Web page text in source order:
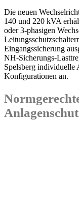
Die neuen
140 und 220 kVA
oder 3-phasigen
Eingangssicherung
NH-Sicherungs-
Spelsberg individuelle
Konfigurationen an.